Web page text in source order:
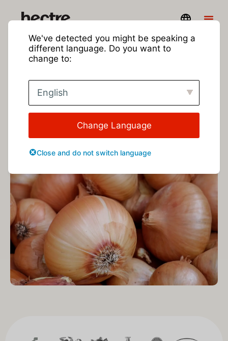
Ettaro per
We've detected you might be speaking a
different language. Do you want to
change to:
English
Change Language
Close and do not switch language